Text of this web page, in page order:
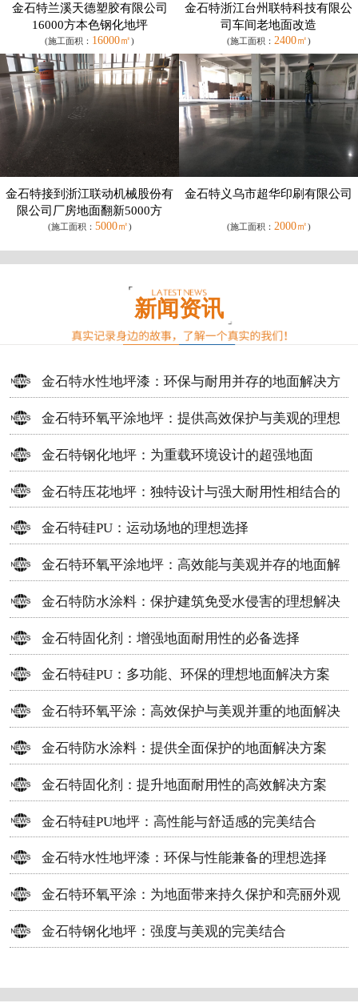
金石特兰溪天德塑胶有限公司
16000方本色钢化地坪
(施工面积： 16000㎡)
金石特浙江台州联特科技有限公
司车间老地面改造
(施工面积： 2400㎡)
金石特接到浙江联动机械股份有
限公司厂房地面翻新5000方
(施工面积： 5000㎡)
金石特义乌市超华印刷有限公司
(施工面积： 2000㎡)
新闻资讯
金石特水性地坪漆：环保与耐用并存的地面解决方
案
金石特环氧平涂地坪：提供高效保护与美观的理想
选择
金石特钢化地坪：为重载环境设计的超强地面
金石特压花地坪：独特设计与强大耐用性相结合的
地面材料
金石特硅PU：运动场地的理想选择
金石特环氧平涂地坪：高效能与美观并存的地面解
决方案
金石特防水涂料：保护建筑免受水侵害的理想解决
方案
金石特固化剂：增强地面耐用性的必备选择
金石特硅PU：多功能、环保的理想地面解决方案
金石特环氧平涂：高效保护与美观并重的地面解决
方案
金石特防水涂料：提供全面保护的地面解决方案
金石特固化剂：提升地面耐用性的高效解决方案
金石特硅PU地坪：高性能与舒适感的完美结合
金石特水性地坪漆：环保与性能兼备的理想选择
金石特环氧平涂：为地面带来持久保护和亮丽外观
金石特钢化地坪：强度与美观的完美结合